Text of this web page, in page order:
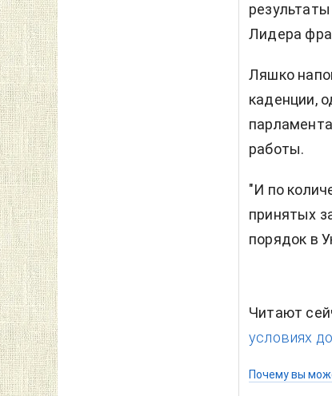
Лидера
Ляшко
каденции,
работы.
"И по
принятых
порядок в
Читают
условиях
Почему вы